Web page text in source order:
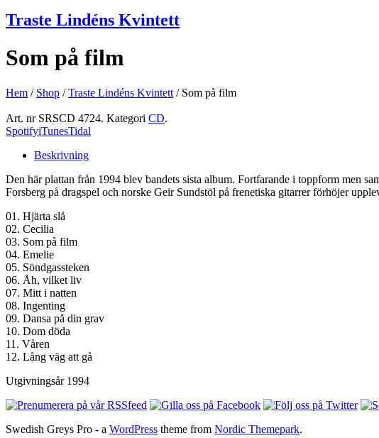
Traste Lindéns Kvintett
Som på film
Hem / Shop /Traste Lindéns Kvintett / Som på film
Art. nr SRSCD 4724. Kategori CD.
SpotifyiTunesTidal
Beskrivning
Den här plattan från 1994 blev bandets sista album. Fortfarande i toppform men
Forsberg på dragspel och norske Geir Sundstöl på frenetiska gitarrer förhöjer
01. Hjärta slå
02. Cecilia
03. Som på film
04. Emelie
05. Söndgassteken
06. Åh, vilket liv
07. Mitt i natten
08. Ingenting
09. Dansa på din grav
10. Dom döda
11. Våren
12. Lång väg att gå
Utgivningsår 1994
Swedish Greys Pro - a WordPress theme from Nordic Themepark.